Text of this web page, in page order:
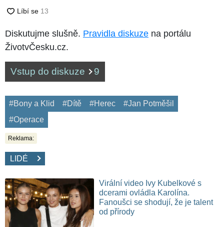
Diskutujme slušně. Pravidla diskuze na portálu
ŽivotvČesku.cz.
Vstup do diskuze 9
#Bony a Klid #Dítě #Herec
#Jan Potměšil
#Operace
Reklama:
LIDÉ
Virální video Ivy Kubelkové s
dcerami ovládla Karolína.
Fanoušci se shodují, že je talent
od přírody